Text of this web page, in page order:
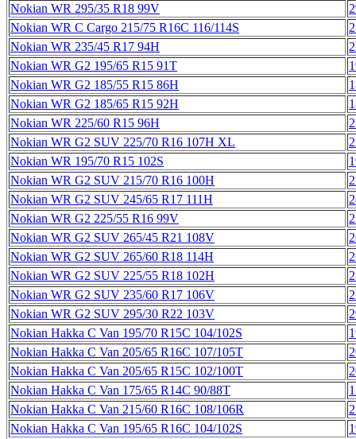
Nokian WR 295/35 R18 99V
Nokian WR C Cargo 215/75 R16C 116/114S
Nokian WR 235/45 R17 94H
Nokian WR G2 195/65 R15 91T
Nokian WR G2 185/55 R15 86H
Nokian WR G2 185/65 R15 92H
Nokian WR 225/60 R15 96H
Nokian WR G2 SUV 225/70 R16 107H XL
Nokian WR 195/70 R15 102S
Nokian WR G2 SUV 215/70 R16 100H
Nokian WR G2 SUV 245/65 R17 111H
Nokian WR G2 225/55 R16 99V
Nokian WR G2 SUV 265/45 R21 108V
Nokian WR G2 SUV 265/60 R18 114H
Nokian WR G2 SUV 225/55 R18 102H
Nokian WR G2 SUV 235/60 R17 106V
Nokian WR G2 SUV 295/30 R22 103V
Nokian Hakka C Van 195/70 R15C 104/102S
Nokian Hakka C Van 205/65 R16C 107/105T
Nokian Hakka C Van 205/65 R15C 102/100T
Nokian Hakka C Van 175/65 R14C 90/88T
Nokian Hakka C Van 215/60 R16C 108/106R
Nokian Hakka C Van 195/65 R16C 104/102S